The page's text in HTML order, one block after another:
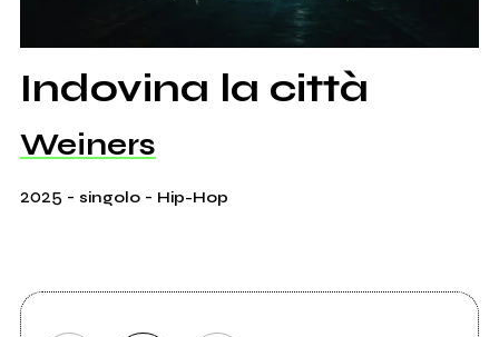
Indovina la città
Weiners
2025- singolo- Hip-Hop